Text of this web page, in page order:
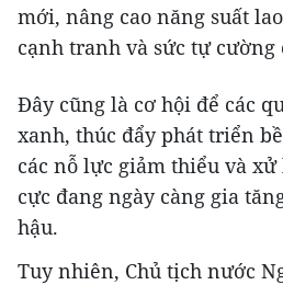
mới, nâng cao năng suất
cạnh tranh và sức tự
Đây cũng là cơ hội để các
xanh, thúc đẩy phát triển
các nỗ lực giảm thiểu và
cực đang ngày càng gia
hậu.
Tuy nhiên, Chủ tịch nước